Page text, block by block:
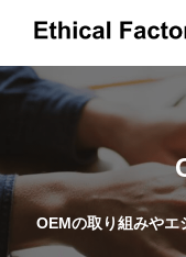
OEMの取り組みやエ